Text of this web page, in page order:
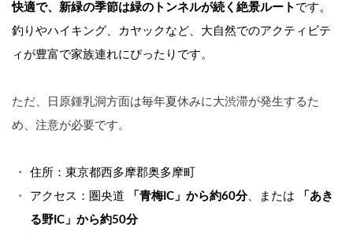
快適で、新緑の季節は緑のトンネルが続く絶景ルート です。
釣りやハイキング、カヤックなど、大自然でのアクティビテ
ィが豊富で家族連れにぴったりです。
ただ、日原鍾乳洞方面は毎年夏休みに大渋滞が発生するた
め、注意が必要です。
住所：東京都西多摩郡奥多摩町
アクセス：圏央道
「青梅IC」から約60分、または
「あき
る野IC」から約50分